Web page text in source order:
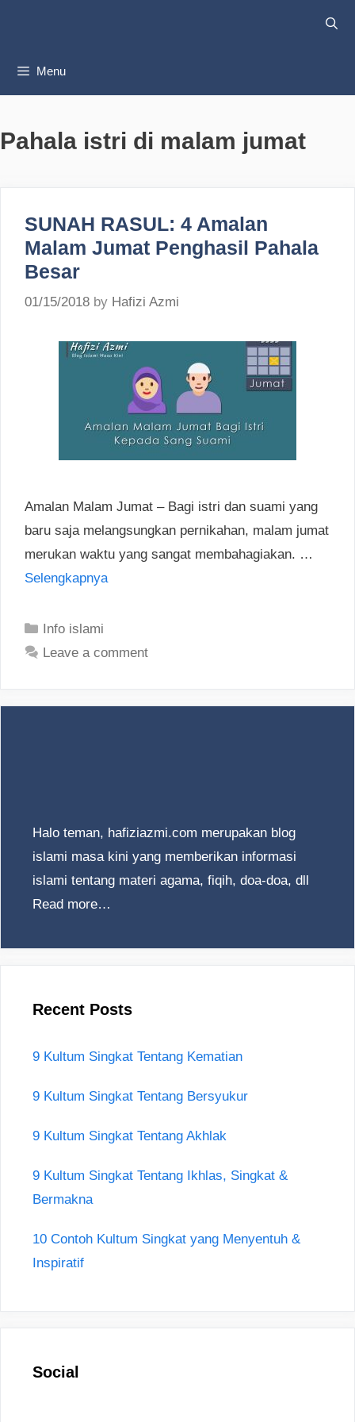
Menu
Pahala istri di malam jumat
SUNAH RASUL: 4 Amalan
Malam Jumat Penghasil Pahala
Besar
01/15/2018 by Hafizi Azmi
Amalan Malam Jumat – Bagi istri dan suami yang
baru saja melangsungkan pernikahan, malam jumat
merukan waktu yang sangat membahagiakan. …
Selengkapnya
Categories
Info islami
Leave a comment
Halo teman, hafiziazmi.com merupakan blog
islami masa kini yang memberikan informasi
islami tentang materi agama, fiqih, doa-doa, dll
Read more…
Recent Posts
9 Kultum Singkat Tentang Kematian
9 Kultum Singkat Tentang Bersyukur
9 Kultum Singkat Tentang Akhlak
9 Kultum Singkat Tentang Ikhlas, Singkat &
Bermakna
10 Contoh Kultum Singkat yang Menyentuh &
Inspiratif
Social